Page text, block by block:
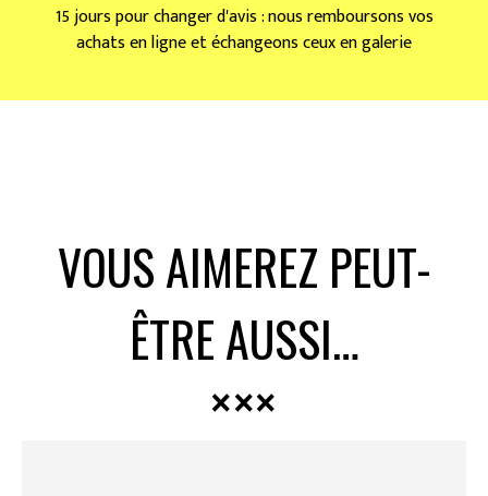
15 jours pour changer d'avis : nous remboursons vos
achats en ligne et échangeons ceux en galerie
VOUS AIMEREZ PEUT-
ÊTRE AUSSI…